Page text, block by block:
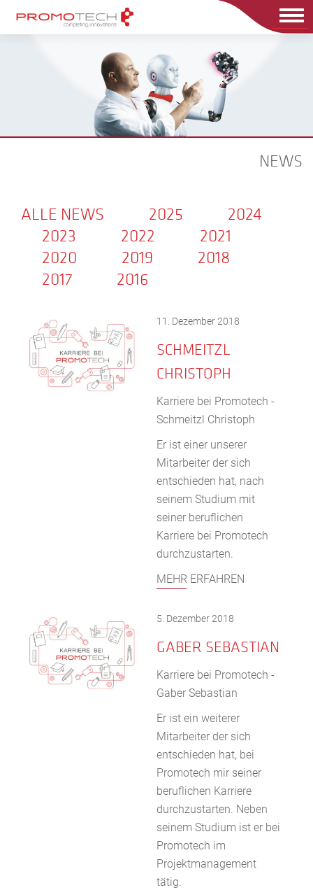
NEWS
ALLE NEWS 2025
2024
2023
2022
2021
2020
2019
2018
2017
2016
11. Dezember 2018
SCHMEITZL
CHRISTOPH
Karriere bei Promotech -
Schmeitzl Christoph
Er ist einer unserer
Mitarbeiter der sich
entschieden hat, nach
seinem Studium mit
seiner beruflichen
Karriere bei Promotech
durchzustarten.
MEHR ERFAHREN
5. Dezember 2018
GABER SEBASTIAN
Karriere bei Promotech -
Gaber Sebastian
Er ist ein weiterer
Mitarbeiter der sich
entschieden hat, bei
Promotech mir seiner
beruflichen Karriere
durchzustarten. Neben
seinem Studium ist er bei
Promotech im
Projektmanagement
tätig.